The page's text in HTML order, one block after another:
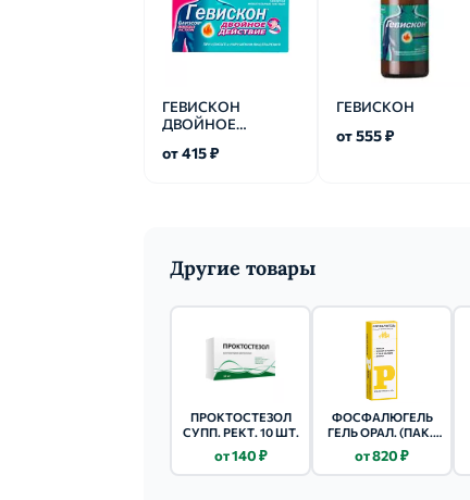
ГЕВИСКОН
ДВОЙНОЕ
от 415 ₽
ГЕВИСКОН
от 555 ₽
Другие товары
ПРОКТОСТЕЗОЛ
СУПП. РЕКТ. 10 ШТ.
от 140 ₽
ФОСФАЛЮГЕЛЬ
ГЕЛЬ ОРАЛ. (ПАК.)
от 820 ₽